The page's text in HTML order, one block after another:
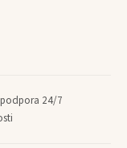
24/7